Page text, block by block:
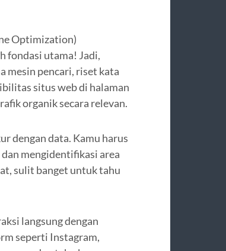
Optimization)
fondasi utama! Jadi,
mesin pencari, riset kata
situs web di halaman
organik secara relevan.
dengan data. Kamu harus
mengidentifikasi area
sulit banget untuk tahu
langsung dengan
seperti Instagram,